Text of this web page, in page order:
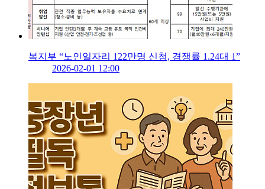
복지부 “노인일자리 122만명 신청, 경쟁률 1.24대 1”
2026-02-01 12:00